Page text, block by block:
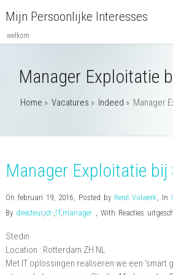
Mijn Persoonlijke Interesses
welkom
Manager Exploitatie
Home » Vacatures » Indeed » Manager
Manager Exploitatie bij
On februari 19, 2016, Posted by René Volwerk, In
By directeur,ict-,IT,manager , With Reacties
Stedin
Location : Rotterdam ZH NL
Met IT oplossingen realiseren we een ‘smart